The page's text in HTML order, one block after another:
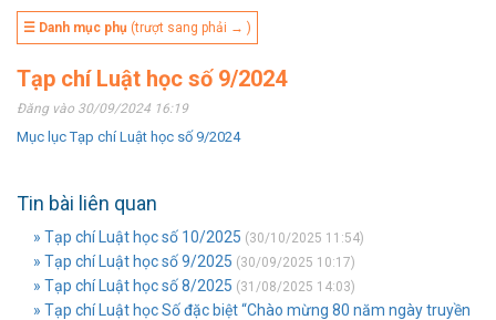
☰ Danh mục phụ (trượt sang phải → )
Tạp chí Luật học số 9/2024
Đăng vào 30/09/2024 16:19
Mục lục Tạp chí Luật học số 9/2024
Tin bài liên quan
» Tạp chí Luật học số 10/2025 (30/10/2025 11:54)
» Tạp chí Luật học số 9/2025 (30/09/2025 10:17)
» Tạp chí Luật học số 8/2025 (31/08/2025 14:03)
» Tạp chí Luật học Số đặc biệt “Chào mừng 80 năm ngày truyền